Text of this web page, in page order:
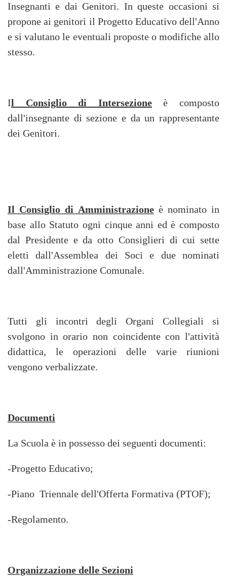
Insegnanti e dai Genitori. In queste occasioni si
propone ai genitori il Progetto Educativo dell'Anno
e si valutano le eventuali proposte o modifiche allo
stesso.
Il Consiglio di Intersezioneè composto
dall'insegnante di sezione e da un rappresentante
dei Genitori.
Il Consiglio di Amministrazioneè nominato in
base allo Statuto ogni cinque anni ed è composto
dal Presidente e da otto Consiglieri di cui sette
eletti dall'Assemblea dei Soci e due nominati
dall'Amministrazione Comunale.
Tutti gli incontri degli Organi Collegiali si
svolgono in orario non coincidente con l'attività
didattica, le operazioni delle varie riunioni
vengono verbalizzate.
Documenti
La Scuola è in possesso dei seguenti documenti:
-Progetto Educativo;
-Piano Triennale dell'Offerta Formativa (PTOF);
-Regolamento.
Organizzazione delle Sezioni